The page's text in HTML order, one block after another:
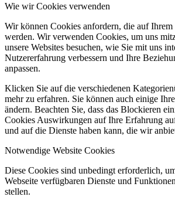
Wie wir Cookies verwenden
Wir können Cookies anfordern, die auf Ihrem
werden. Wir verwenden Cookies, um uns
unsere Websites besuchen, wie Sie mit uns
Nutzererfahrung verbessern und Ihre
anpassen.
Klicken Sie auf die verschiedenen
mehr zu erfahren. Sie können auch einige
ändern. Beachten Sie, dass das Blockieren
Cookies Auswirkungen auf Ihre Erfahrung
und auf die Dienste haben kann, die wir
Notwendige Website Cookies
Diese Cookies sind unbedingt erforderlich,
Webseite verfügbaren Dienste und
stellen.